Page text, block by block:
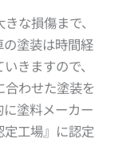
な損傷まで、
塗装は時間経
きますので、
わせた塗装を
塗料メーカー
工場』に認定